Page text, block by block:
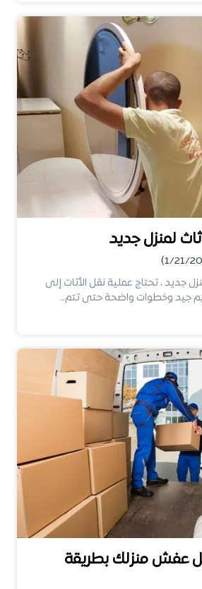
لمنزل جديد
جديد ، تحتاج عملية نقل الأثاث إلى
جيد وخطوات واضحة حتى تتم…
عفش منزلك بطريقة